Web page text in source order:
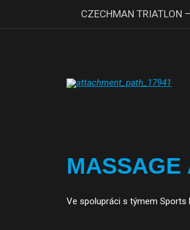
CZECHMAN TRIATLON
MASSAGE
Ve spolupráci s týmem Sports